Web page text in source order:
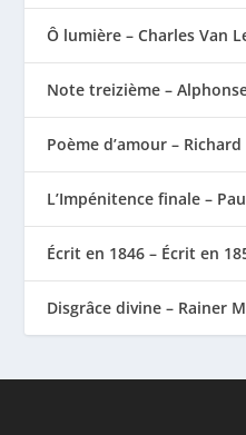
Ô lumière – Charles Van
Note treizième –
Poème d’amour –
L’Impénitence finale –
Écrit en 1846 – Écrit en
Disgrâce divine – Rainer